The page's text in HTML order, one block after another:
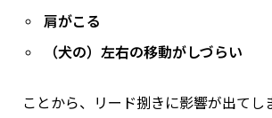
肩がこる
（犬の）左右の移動がしづらい
ことから、リード捌きに影響が出てし